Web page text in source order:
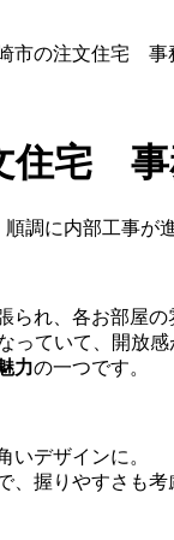
市の注文住宅 事
住宅 事
順調に内部工事が
られ、各お部屋の
っていて、開放感
力の一つです。
いデザインに。
、握りやすさも考